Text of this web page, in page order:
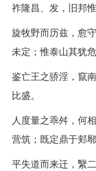
祚隆昌、发，旧邦惟
旋牧野而历兹，愈
未定；惟泰山其犹
鉴亡王之骄淫，竄
比盛。
人度量之乖舛，何
营筑；既定鼎于郏
平失道而来迁，繄